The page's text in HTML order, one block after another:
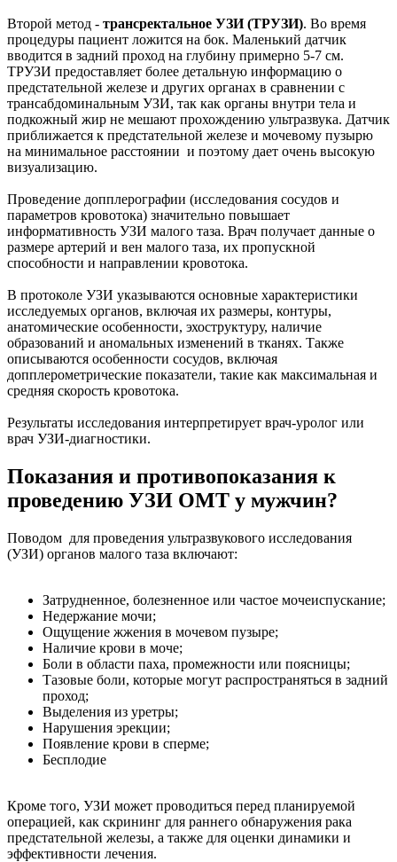
Второй метод - трансректальное УЗИ (ТРУЗИ). Во время
процедуры пациент ложится на бок. Маленький датчик
вводится в задний проход на глубину примерно 5-7 см.
ТРУЗИ предоставляет более детальную информацию о
предстательной железе и других органах в сравнении с
трансабдоминальным УЗИ, так как органы внутри тела и
подкожный жир не мешают прохождению ультразвука. Датчик
приближается к предстательной железе и мочевому пузырю
на минимальное расстоянии и поэтому дает очень высокую
визуализацию.
Проведение допплерографии (исследования сосудов и
параметров кровотока) значительно повышает
информативность УЗИ малого таза. Врач получает данные о
размере артерий и вен малого таза, их пропускной
способности и направлении кровотока.
В протоколе УЗИ указываются основные характеристики
исследуемых органов, включая их размеры, контуры,
анатомические особенности, эхоструктуру, наличие
образований и аномальных изменений в тканях. Также
описываются особенности сосудов, включая
допплерометрические показатели, такие как максимальная и
средняя скорость кровотока.
Результаты исследования интерпретирует врач-уролог или
врач УЗИ-диагностики.
Показания и противопоказания к
проведению УЗИ ОМТ у мужчин?
Поводом для проведения ультразвукового исследования
(УЗИ) органов малого таза включают:
Затрудненное, болезненное или частое мочеиспускание;
Недержание мочи;
Ощущение жжения в мочевом пузыре;
Наличие крови в моче;
Боли в области паха, промежности или поясницы;
Тазовые боли, которые могут распространяться в задний
проход;
Выделения из уретры;
Нарушения эрекции;
Появление крови в сперме;
Бесплодие
Кроме того, УЗИ может проводиться перед планируемой
операцией, как скрининг для раннего обнаружения рака
предстательной железы, а также для оценки динамики и
эффективности лечения.